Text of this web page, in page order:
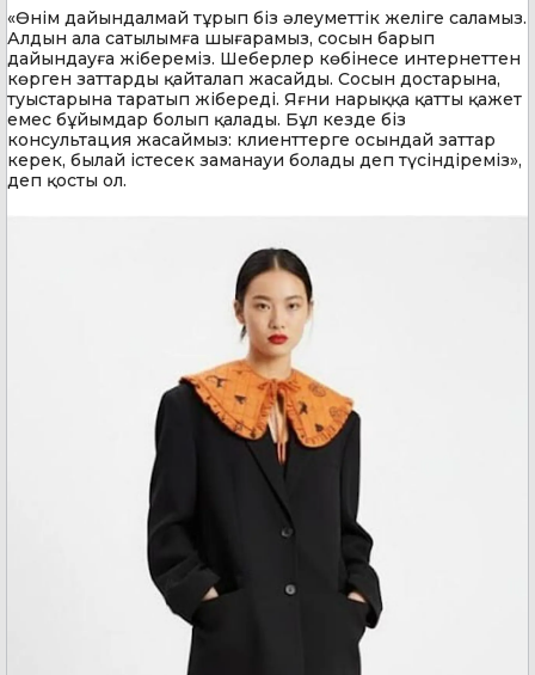
«Өнім дайындалмай тұрып біз әлеуметтік желіге саламыз.
Алдын ала сатылымға шығарамыз, сосын барып
дайындауға жібереміз. Шеберлер көбінесе интернеттен
көрген заттарды қайталап жасайды. Сосын достарына,
туыстарына таратып жібереді. Яғни нарыққа қатты қажет
емес бұйымдар болып қалады. Бұл кезде біз
консультация жасаймыз: клиенттерге осындай заттар
керек, былай істесек заманауи болады деп түсіндіреміз»,
деп қосты ол.